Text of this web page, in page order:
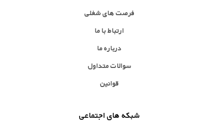
فرصت های شغلی
ارتباط با ما
درباره ما
سوالات متداول
قوانین
شبکه های اجتماعی